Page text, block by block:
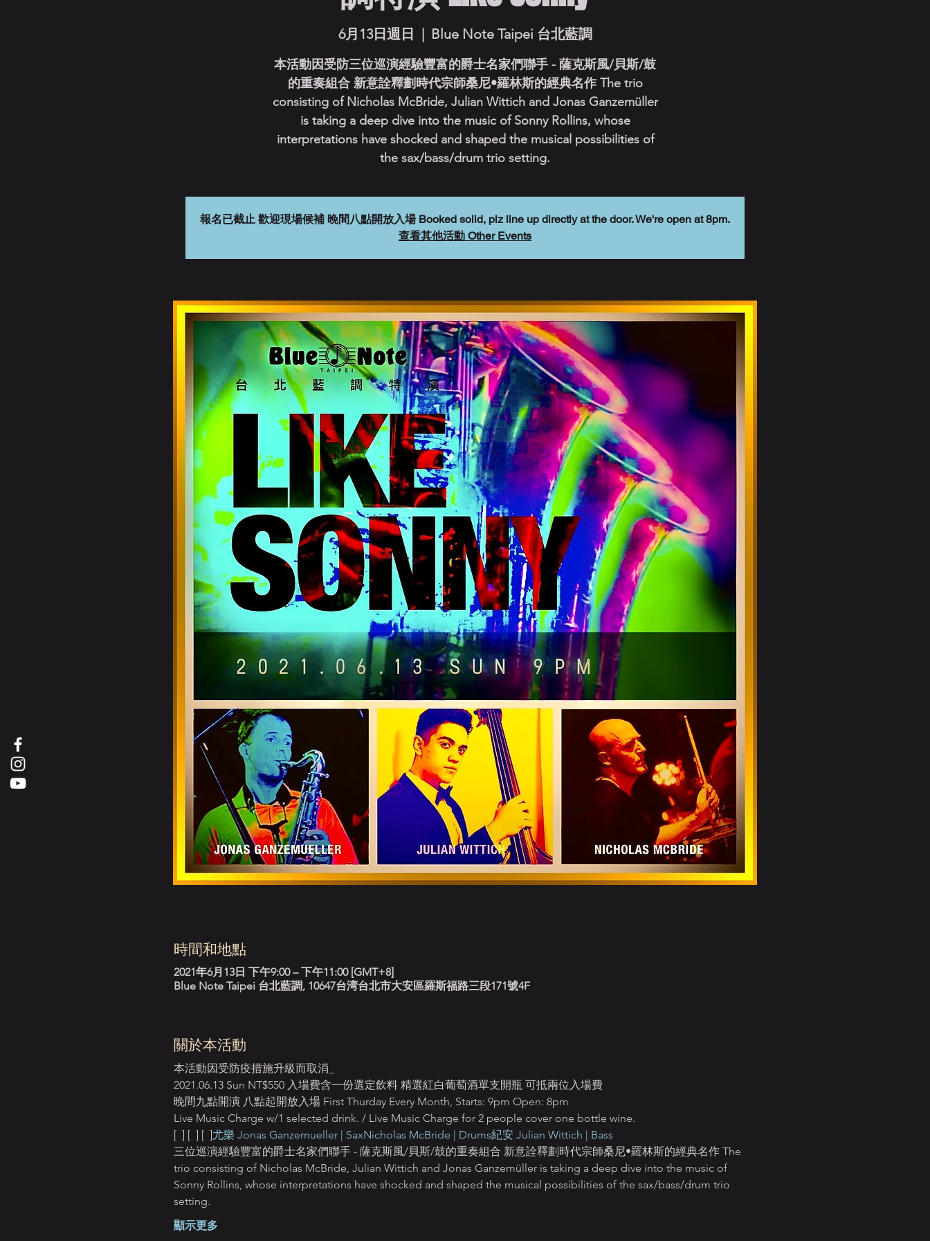
6月13日週日
  |
Blue Note Taipei 台北藍調
本活動因受防三位巡演經驗豐富的爵士名家們聯手 - 薩克斯風/貝斯/鼓
的重奏組合 新意詮釋劃時代宗師桑尼•羅林斯的經典名作 The trio
consisting of Nicholas McBride, Julian Wittich and Jonas Ganzemüller
is taking a deep dive into the music of Sonny Rollins, whose
interpretations have shocked and shaped the musical possibilities of
the sax/bass/drum trio setting.
報名已截止 歡迎現場候補 晚間八點開放入場 Booked solid, plz line up directly at the door. We're open at 8pm.
查看其他活動 Other Events
時間和地點
2021年6月13日 下午9:00 – 下午11:00 [GMT+8]
Blue Note Taipei 台北藍調, 10647台湾台北市大安區羅斯福路三段171號4F
關於本活動
本活動因受防疫措施升級而取消_
2021.06.13 Sun NT$550 入場費含一份選定飲料 精選紅白葡萄酒單支開瓶 可抵兩位入場費
晚間九點開演 八點起開放入場 First Thurday Every Month, Starts: 9pm Open: 8pm
Live Music Charge w/1 selected drink. / Live Music Charge for 2 people cover one bottle wine.
[ ] [ ] [ ]尤樂 Jonas Ganzemueller | SaxNicholas McBride | Drums紀安 Julian Wittich | Bass
三位巡演經驗豐富的爵士名家們聯手 - 薩克斯風/貝斯/鼓的重奏組合 新意詮釋劃時代宗師桑尼•羅林斯的經典名作 The
trio consisting of Nicholas McBride, Julian Wittich and Jonas Ganzemüller is taking a deep dive into the music of
Sonny Rollins, whose interpretations have shocked and shaped the musical possibilities of the sax/bass/drum trio
setting.
顯示更多